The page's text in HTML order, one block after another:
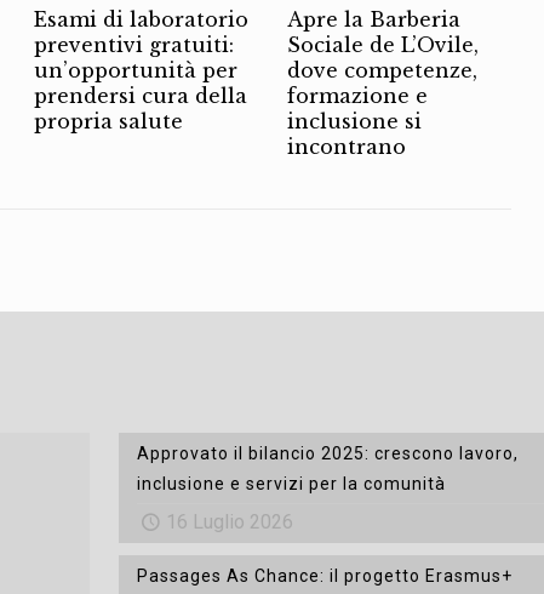
Esami di laboratorio
preventivi gratuiti:
un’opportunità per
prendersi cura della
propria salute
Apre la Barberia
Sociale de L’Ovile,
dove competenze,
formazione e
inclusione si
incontrano
Approvato il bilancio 2025: crescono lavoro,
inclusione e servizi per la comunità
16 Luglio 2026
Passages As Chance: il progetto Erasmus+